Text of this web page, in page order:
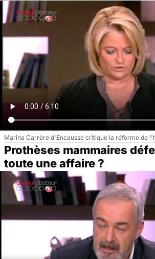
Marina Carrère d'Encausse critique la réforme de
Prothèses mammaires
toute une affaire ?